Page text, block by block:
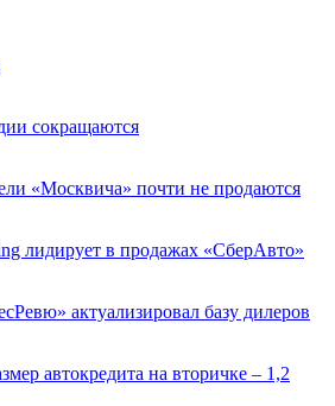
сокращаются
«Москвича» почти не продаются
лидирует в продажах «СберАвто»
актуализировал базу дилеров
автокредита на вторичке – 1,2